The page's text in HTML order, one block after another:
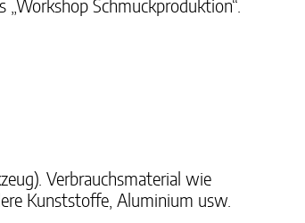
Schmuckproduktion“.
Verbrauchsmaterial wie
Kunststoffe, Aluminium usw.